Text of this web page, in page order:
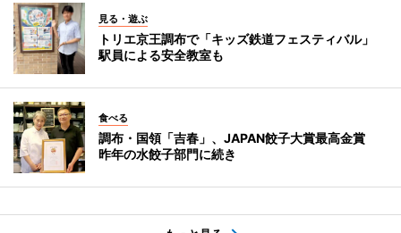
見る・遊ぶ
トリエ京王調布で「キッズ鉄道フェスティバル」
駅員による安全教室も
食べる
調布・国領「吉春」、JAPAN餃子大賞最高金賞
昨年の水餃子部門に続き